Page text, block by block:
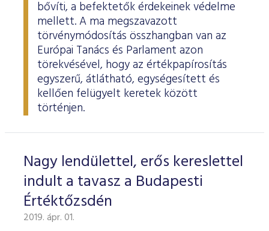
bővíti, a befektetők érdekeinek védelme
mellett. A ma megszavazott
törvénymódosítás összhangban van az
Európai Tanács és Parlament azon
törekvésével, hogy az értékpapírosítás
egyszerű, átlátható, egységesített és
kellően felügyelt keretek között
történjen.
Nagy lendülettel, erős kereslettel
indult a tavasz a Budapesti
Értéktőzsdén
2019. ápr. 01.